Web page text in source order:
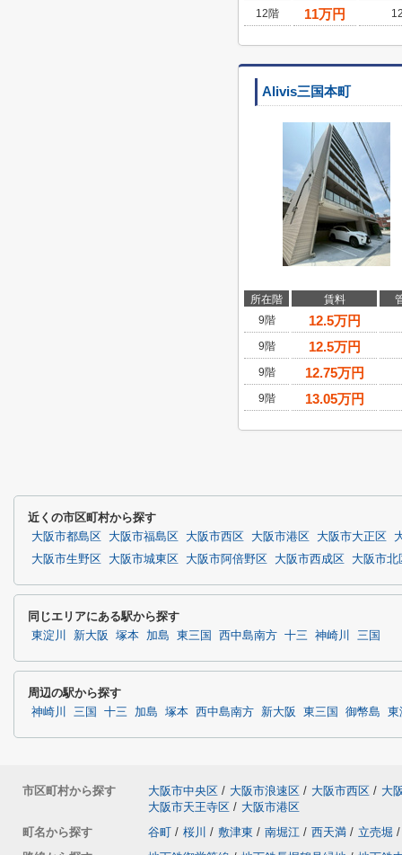
12階
11万円
Alivis三国本町
所在階 賃料
9階
12.5万円
9階 12.5万円
9階 12.75万円
9階 13.05万円
近くの市区町村から探す
大阪市都島区 大阪市福島区 大阪市西区 大阪市港区 大阪市大正区
大阪市生野区
大阪市城東区 大阪市阿倍野区 大阪市西成区 大阪市北
同じエリアにある駅から探す
東淀川 新大阪 塚本 加島 東三国 西中島南方 十三 神崎川 三国
周辺の駅から探す
神崎川 三国 十三 加島 塚本 西中島南方 新大阪 東三国 御幣島 東
市区町村から探す 大阪市中央区 / 大阪市浪速区 / 大阪市西区 / 大
大阪市天王寺区 / 大阪市港区
町名から探す
谷町 / 桜川 / 敷津東 / 南堀江 / 西天満 / 立売堀 /